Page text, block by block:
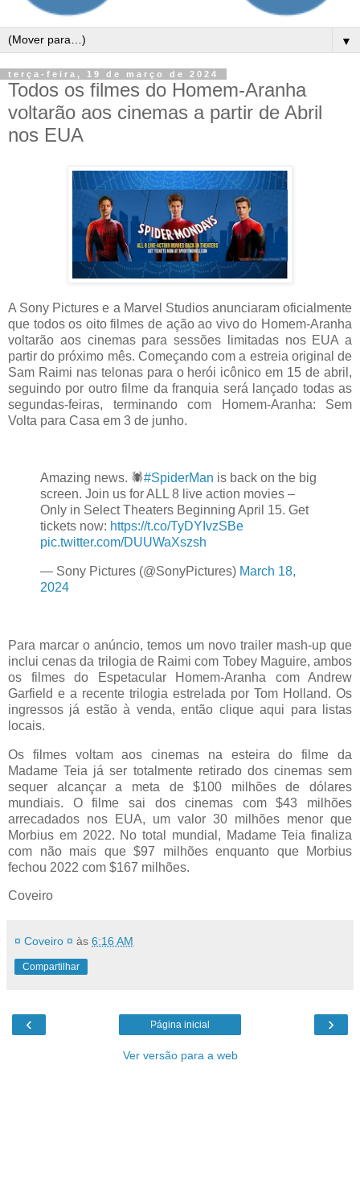
▼
terça-feira, 19 de março de 2024
Todos os filmes do Homem-Aranha
voltarão aos cinemas a partir de Abril
nos EUA
A Sony Pictures e a Marvel Studios anunciaram oficialmente
que todos os oito filmes de ação ao vivo do Homem-Aranha
voltarão aos cinemas para sessões limitadas nos EUA a
partir do próximo mês. Começando com a estreia original de
Sam Raimi nas telonas para o herói icônico em 15 de abril,
seguindo por outro filme da franquia será lançado todas as
segundas-feiras, terminando com Homem-Aranha: Sem
Volta para Casa em 3 de junho.
Amazing news. 🕷️#SpiderMan is back on the big
screen. Join us for ALL 8 live action movies –
Only in Select Theaters Beginning April 15. Get
tickets now: https://t.co/TyDYIvzSBe
pic.twitter.com/DUUWaXszsh
— Sony Pictures (@SonyPictures) March 18,
2024
Para marcar o anúncio, temos um novo trailer mash-up que
inclui cenas da trilogia de Raimi com Tobey Maguire, ambos
os filmes do Espetacular Homem-Aranha com Andrew
Garfield e a recente trilogia estrelada por Tom Holland. Os
ingressos já estão à venda, então clique aqui para listas
locais.
Os filmes voltam aos cinemas na esteira do filme da
Madame Teia já ser totalmente retirado dos cinemas sem
sequer alcançar a meta de $100 milhões de dólares
mundiais. O filme sai dos cinemas com $43 milhões
arrecadados nos EUA, um valor 30 milhões menor que
Morbius em 2022. No total mundial, Madame Teia finaliza
com não mais que $97 milhões enquanto que Morbius
fechou 2022 com $167 milhões.
Coveiro
¤ Coveiro ¤ às 6:16 AM
Compartilhar
‹ ›
Página inicial
Ver versão para a web